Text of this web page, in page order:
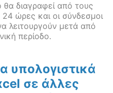
θα διαγραφεί από τους
ώρες και οι σύνδεσμοι
λειτουργούν μετά από
περίοδο.
υπολογιστικά
σε άλλες